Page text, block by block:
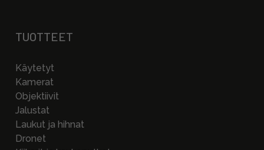
TUOTTEET
Käytetyt
Kamerat
Objektiivit
Jalustat
Laukut ja hihnat
Dronet